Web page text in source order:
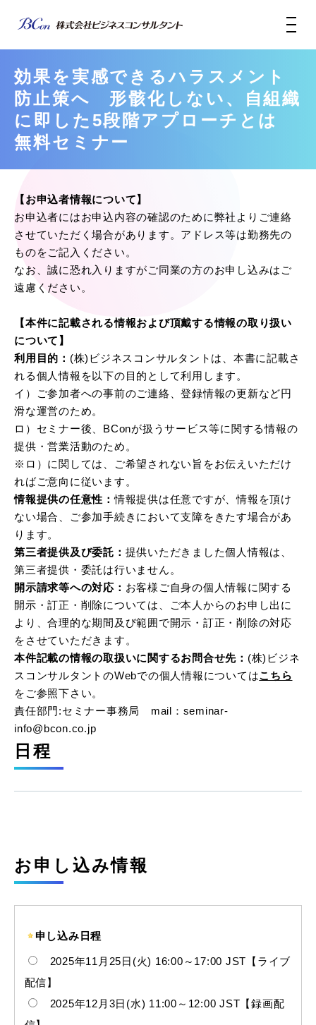
効果を実感できるハラスメント
防止策へ 形骸化しない、自組織
に即した5段階アプローチとは
無料セミナー
【お申込者情報について】
お申込者にはお申込内容の確認のために弊社よりご連絡
させていただく場合があります。アドレス等は勤務先の
ものをご記入ください。
なお、誠に恐れ入りますがご同業の方のお申し込みはご
遠慮ください。
【本件に記載される情報および頂戴する情報の取り扱い
について】
利用目的： (株)ビジネスコンサルタントは、本書に記載さ
れる個人情報を以下の目的として利用します。
イ）ご参加者への事前のご連絡、登録情報の更新など円
滑な運営のため。
ロ）セミナー後、BConが扱うサービス等に関する情報の
提供・営業活動のため。
※ロ）に関しては、ご希望されない旨をお伝えいただけ
ればご意向に従います。
情報提供の任意性：情報提供は任意ですが、情報を頂け
ない場合、ご参加手続きにおいて支障をきたす場合があ
ります。
第三者提供及び委託： 提供いただきました個人情報は、
第三者提供・委託は行いません。
開示請求等への対応： お客様ご自身の個人情報に関する
開示・訂正・削除については、ご本人からのお申し出に
より、合理的な期間及び範囲で開示・訂正・削除の対応
をさせていただきます。
本件記載の情報の取扱いに関するお問合せ先： (株)ビジネ
スコンサルタントのWebでの個人情報についてはこちら
をご参照下さい。
責任部門:セミナー事務局 mail：seminar-
info@bcon.co.jp
日程
お申し込み情報